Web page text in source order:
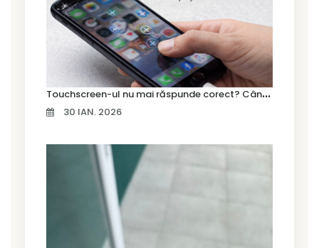
T
ouchscreen-ul nu mai răspunde corect? Când trebuie schimbat display-ul
30 IAN. 2026